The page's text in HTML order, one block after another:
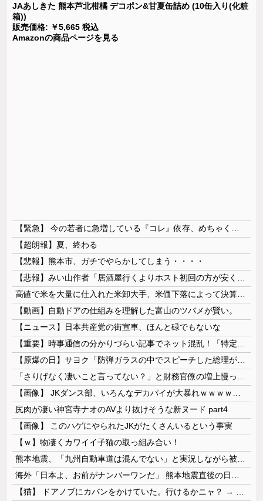
JAあしきた 熊本芦北柑橘 デコポン&甘夏缶詰め (10缶入り(化粧
箱))
販売価格: ￥5,665 税込
Amazonの商品ページを見る
【超朗報】夏、終わる
【悲報】熊本市、ガチでやらかしてしまう・・・・
【動画】自動ドアの仕組みを理解した富山のツバメが賢い。
【ニュース】日本共産党の街宣車、ほんと碌でもないな
尻肉が凄い神宮寺ナオのAVより抜けそうな新ヌード part4
【画像】 このハゲにやられたJKがたくさんいるという事実
【ｗ】物凄くカワイイ子猫の取っ組み合い！